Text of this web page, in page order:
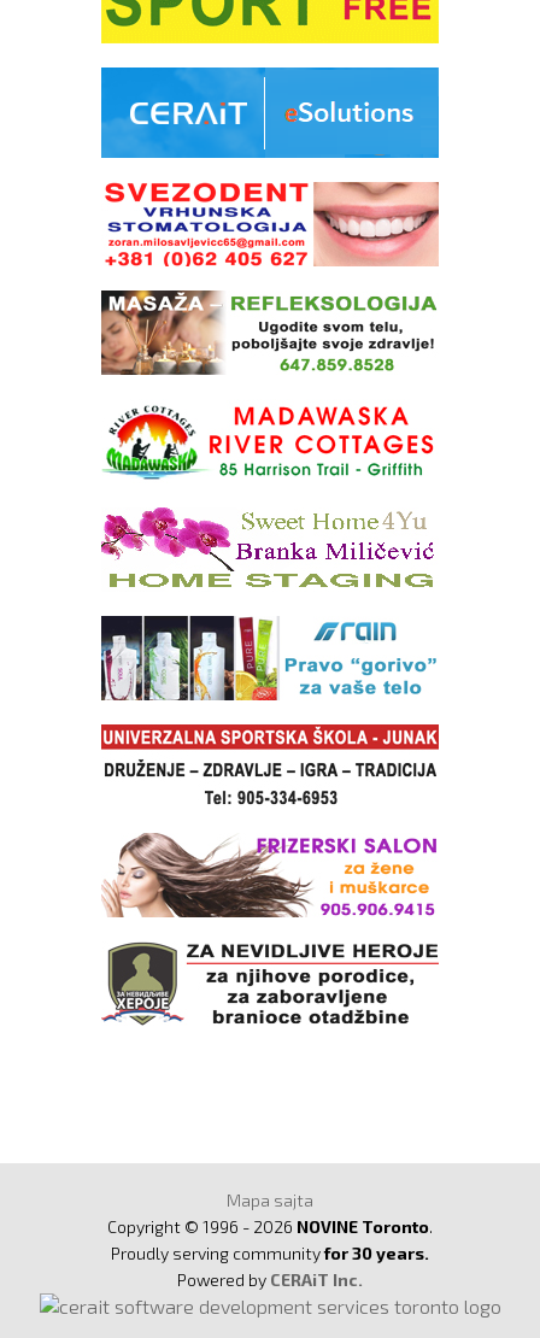
Mapa sajta
Copyright © 1996 - 2026 NOVINE Toronto.
Proudly serving communityfor 30 years.
Powered by CERAiT Inc.